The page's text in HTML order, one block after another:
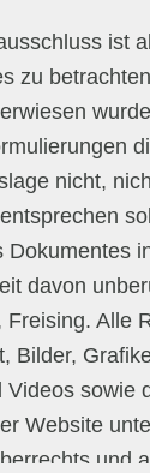
ist
zu
nicht,
Dokumentes
davon
Alle
Bilder,
sowie
Website
und